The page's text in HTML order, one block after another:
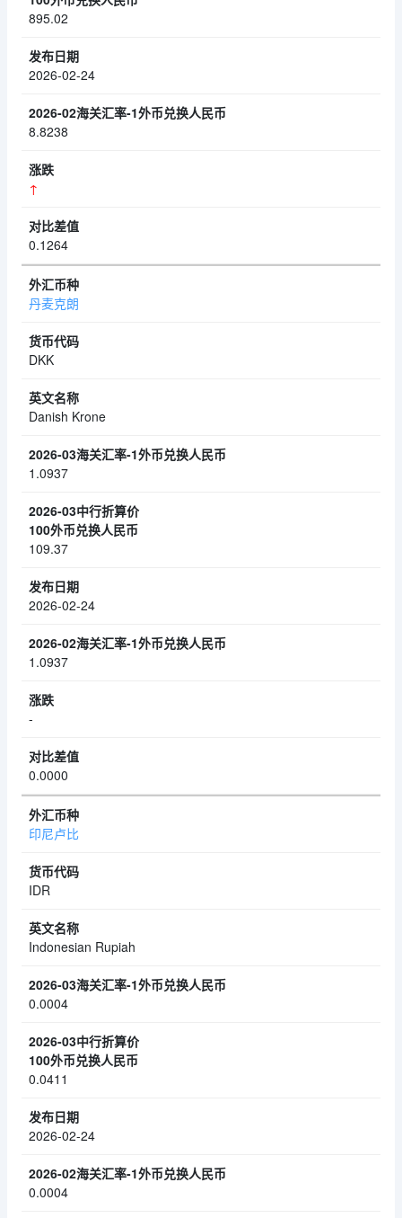
895.02
2026-02-24
8.8238
↑
0.1264
丹麦克朗
DKK
Danish Krone
1.0937
109.37
2026-02-24
1.0937
-
0.0000
印尼卢比
IDR
Indonesian Rupiah
0.0004
0.0411
2026-02-24
0.0004